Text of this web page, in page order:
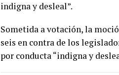
indigna y desleal”.
Sometida a votación, la
seis en contra de los
por conducta “indigna y